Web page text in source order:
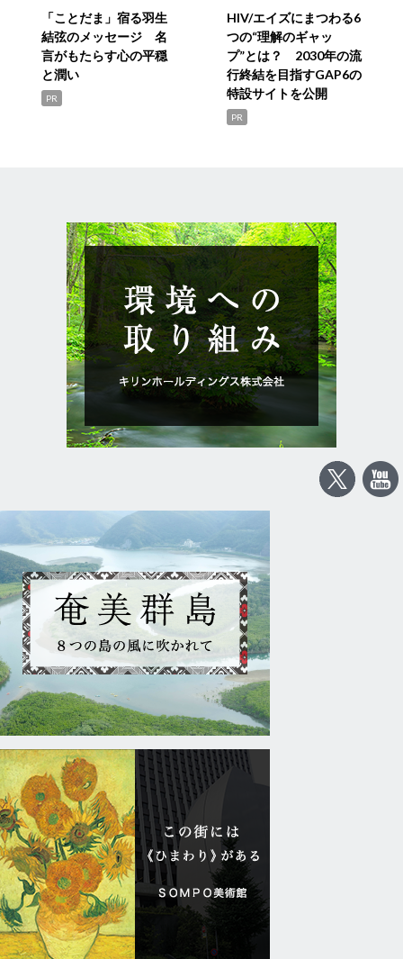
「ことだま」宿る羽生
結弦のメッセージ 名
言がもたらす心の平穏
と潤い
PR
HIV/エイズにまつわる6
つの“理解のギャッ
プ”とは？ 2030年の流
行終結を目指すGAP6の
特設サイトを公開
PR